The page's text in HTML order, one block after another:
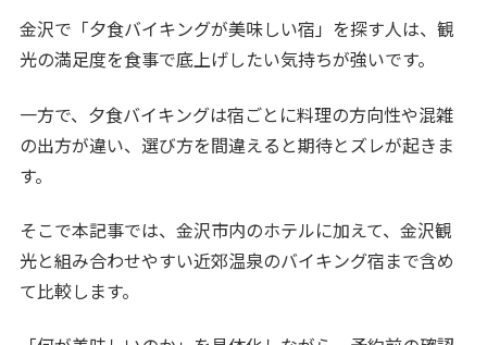
金沢で「夕食バイキングが美味しい宿」を探す人は、観
光の満足度を食事で底上げしたい気持ちが強いです。
一方で、夕食バイキングは宿ごとに料理の方向性や混雑
の出方が違い、選び方を間違えると期待とズレが起きま
す。
そこで本記事では、金沢市内のホテルに加えて、金沢観
光と組み合わせやすい近郊温泉のバイキング宿まで含め
て比較します。